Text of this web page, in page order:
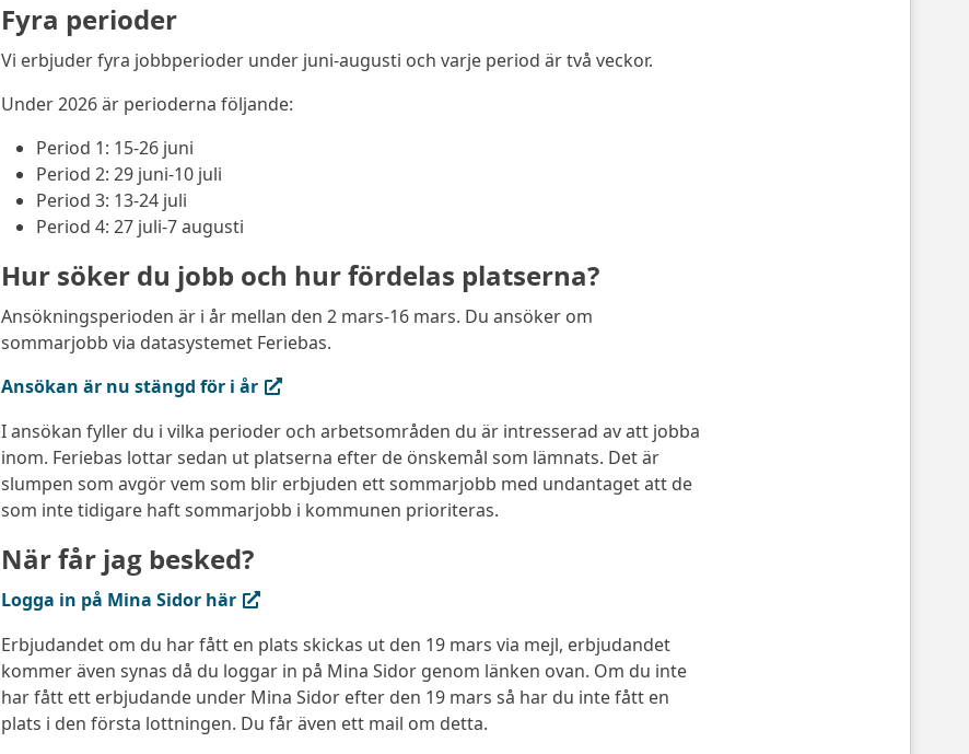
Fyra perioder
Vi erbjuder fyra jobbperioder under juni-augusti och varje period är två veckor.
Under 2026 är perioderna följande:
Period 1: 15-26 juni
Period 2: 29 juni-10 juli
Period 3: 13-24 juli
Period 4: 27 juli-7 augusti
Hur söker du jobb och hur fördelas platserna?
Ansökningsperioden är i år mellan den 2 mars-16 mars. Du ansöker om
sommarjobb via datasystemet Feriebas.
Ansökan är nu stängd för i år
(extern länk, öppnas i ny flik)
I ansökan fyller du i vilka perioder och arbetsområden du är intresserad av att jobba
inom. Feriebas lottar sedan ut platserna efter de önskemål som lämnats. Det är
slumpen som avgör vem som blir erbjuden ett sommarjobb med undantaget att de
som inte tidigare haft sommarjobb i kommunen prioriteras.
När får jag besked?
Logga in på Mina Sidor här
(extern länk, öppnas i ny flik)
Erbjudandet om du har fått en plats skickas ut den 19 mars via mejl, erbjudandet
kommer även synas då du loggar in på Mina Sidor genom länken ovan. Om du inte
har fått ett erbjudande under Mina Sidor efter den 19 mars så har du inte fått en
plats i den första lottningen. Du får även ett mail om detta.